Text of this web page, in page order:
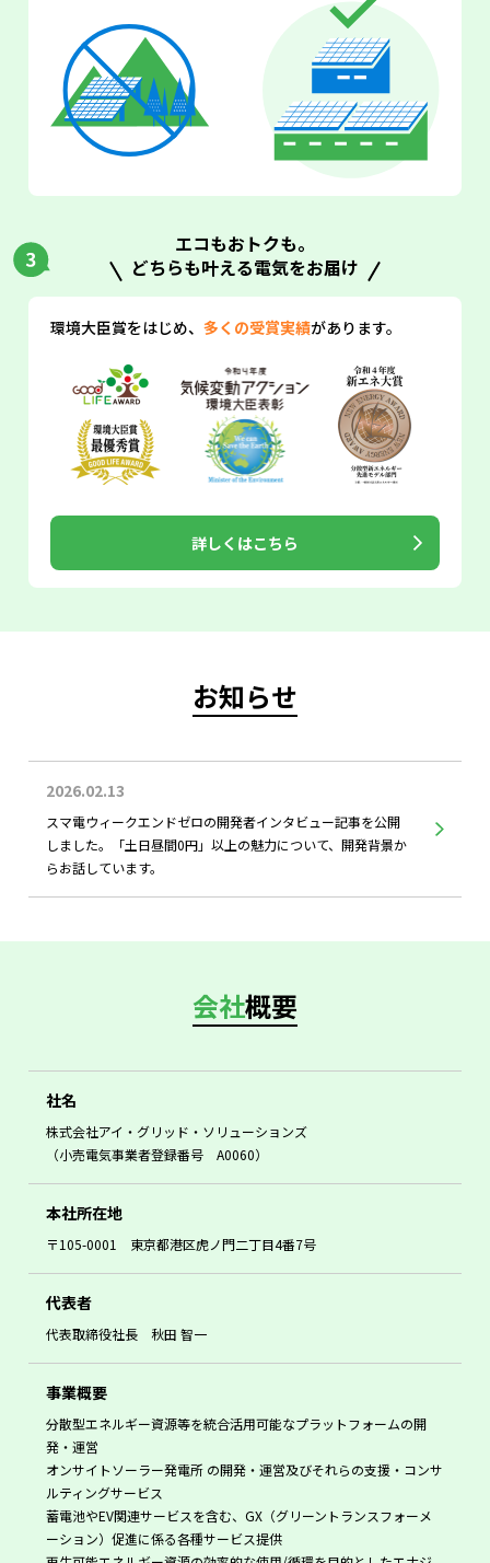
エコもおトクも。
どちらも叶える電気をお届け
環境大臣賞をはじめ、 多くの受賞実績があります。
詳しくはこちら
お知らせ
2026.02.13
スマ電ウィークエンドゼロの開発者インタビュー記事を公開
しました。「土日昼間0円」以上の魅力について、開発背景か
らお話しています。
会社概要
社名
株式会社アイ・グリッド・ソリューションズ
（小売電気事業者登録番号 A0060）
本社所在地
〒105-0001 東京都港区虎ノ門二丁目4番7号
代表者
代表取締役社長 秋田 智一
事業概要
分散型エネルギー資源等を統合活用可能なプラットフォームの開
発・運営
オンサイトソーラー発電所 の開発・運営及びそれらの支援・コンサ
ルティングサービス
蓄電池やEV関連サービスを含む、GX（グリーントランスフォーメ
ーション）促進に係る各種サービス提供